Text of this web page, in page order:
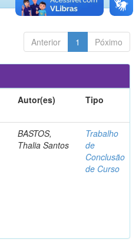
Anterior 1 Póximo
Autor(es) Tipo
BASTOS,
Thalia Santos
Trabalho
de
Conclusão
de Curso